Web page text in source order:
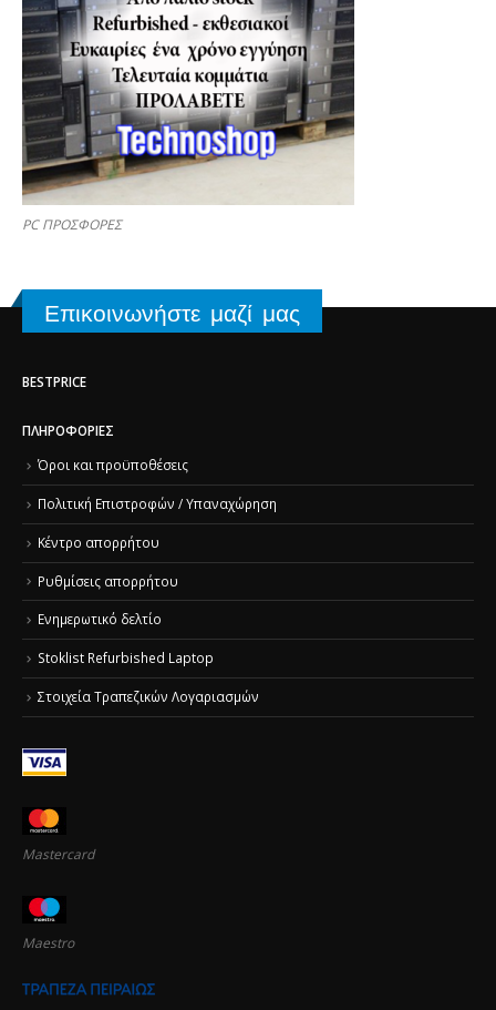
PC ΠΡΟΣΦΟΡΕΣ
Επικοινωνήστε μαζί μας
BESTPRICE
ΠΛΗΡΟΦΟΡΊΕΣ
Όροι και προϋποθέσεις
Πολιτική Επιστροφών / Υπαναχώρηση
Κέντρο απορρήτου
Ρυθμίσεις απορρήτου
Ενημερωτικό δελτίο
Stoklist Refurbished Laptop
Στοιχεία Τραπεζικών Λογαριασμών
Mastercard
Maestro